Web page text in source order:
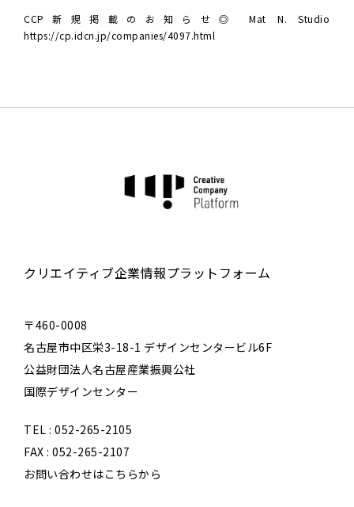
CCP新規掲載のお知らせ◎ Mat N. Studio
https://cp.idcn.jp/companies/4097.html
クリエイティブ企業情報プラットフォーム
〒460-0008
名古屋市中区栄3-18-1 デザインセンタービル6F
公益財団法人名古屋産業振興公社
国際デザインセンター
TEL : 052-265-2105
FAX : 052-265-2107
お問い合わせはこちらから